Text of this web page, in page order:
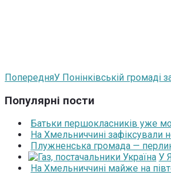
ПопередняУ Понінківській громаді
Популярні пости
Батьки першокласників уже
На Хмельниччині зафіксували
Плужненська громада —
У
На Хмельниччині майже на